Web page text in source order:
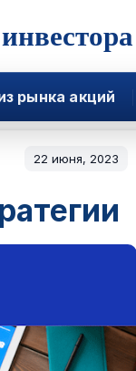
рынка акций
22 июня, 2023